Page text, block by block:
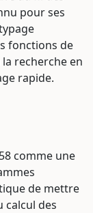
pour ses
fonctions de
recherche en
rapide.
comme une
de mettre
calcul des